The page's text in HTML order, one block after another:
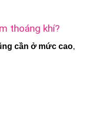
thoáng khí?
cần ở mức cao,